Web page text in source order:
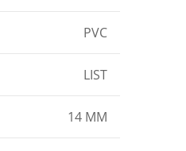
PVC
LIST
14 MM